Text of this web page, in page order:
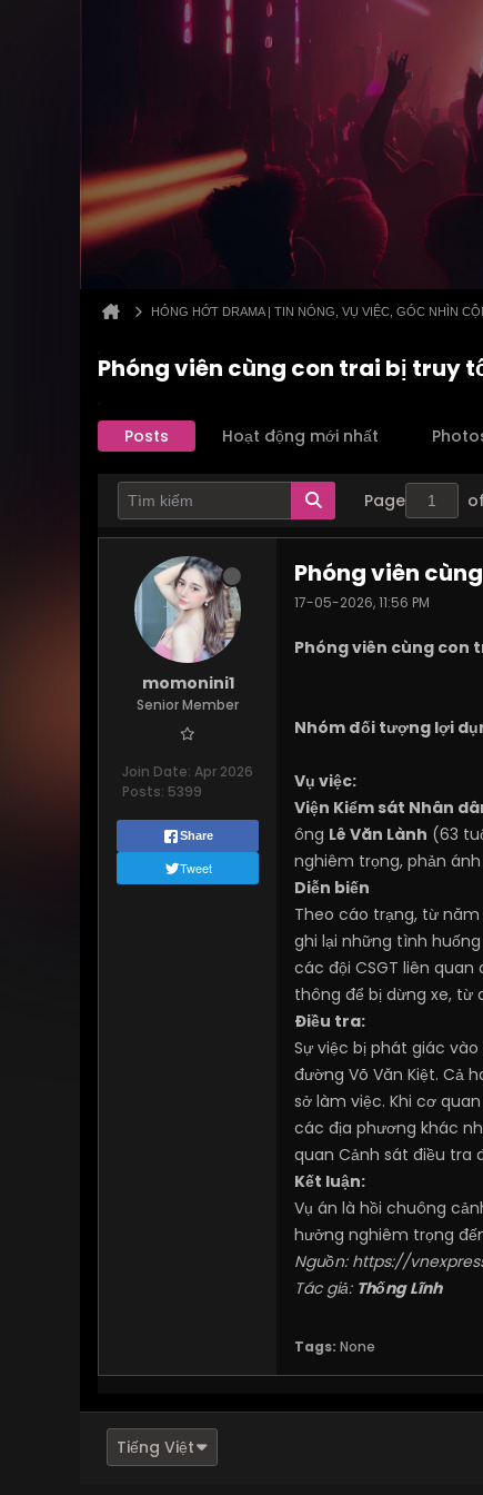
HÓNG HỚT DRAMA | TIN NÓNG, VỤ VIỆC, GÓC NHÌN
Phóng viên cùng con trai bị truy
Posts Hoạt động mới nhất
Page of
momonini1
Senior Member
Join Date: Apr 2026
Posts: 5399
Share
Tweet
Phóng viên
17-05-2026, 11:56 PM
Phóng viên cùng con
Nhóm đối tượng lợi
Vụ việc:
Viện Kiểm sát Nhân
ông Lê Văn Lành (63
nghiêm trọng, phản
Diễn biến
Theo cáo trạng, từ năm
ghi lại những tình
các đội CSGT liên
thông để bị dừng xe, từ
Điều tra:
Sự việc bị phát giác vào
đường Võ Văn Kiệt. Cả
sở làm việc. Khi cơ
các địa phương khác
quan Cảnh sát điều tra
Kết luận:
Vụ án là hồi chuông
hưởng nghiêm trọng
Nguồn: https://
Tác giả: Thống Lĩnh
Tags: None
Tiếng Việt